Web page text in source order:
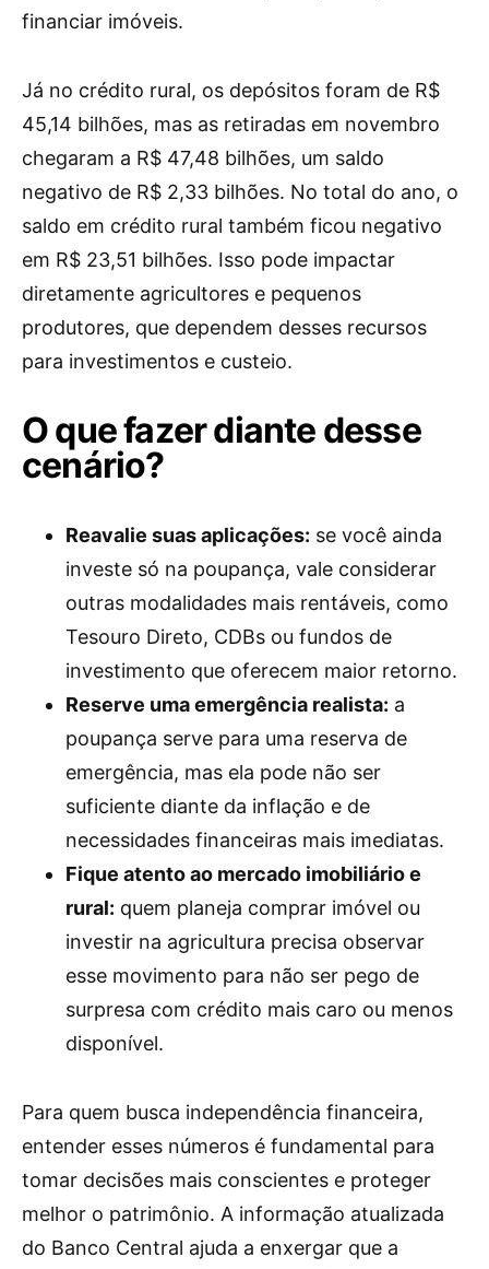
financiar imóveis.
Já no crédito rural, os depósitos foram de R$
45,14 bilhões, mas as retiradas em novembro
chegaram a R$ 47,48 bilhões, um saldo
negativo de R$ 2,33 bilhões. No total do ano, o
saldo em crédito rural também ficou negativo
em R$ 23,51 bilhões. Isso pode impactar
diretamente agricultores e pequenos
produtores, que dependem desses recursos
para investimentos e custeio.
O que fazer diante desse
cenário?
Reavalie suas aplicações: se você ainda
investe só na poupança, vale considerar
outras modalidades mais rentáveis, como
Tesouro Direto, CDBs ou fundos de
investimento que oferecem maior retorno.
Reserve uma emergência realista: a
poupança serve para uma reserva de
emergência, mas ela pode não ser
suficiente diante da inflação e de
necessidades financeiras mais imediatas.
Fique atento ao mercado imobiliário e
rural: quem planeja comprar imóvel ou
investir na agricultura precisa observar
esse movimento para não ser pego de
surpresa com crédito mais caro ou menos
disponível.
Para quem busca independência financeira,
entender esses números é fundamental para
tomar decisões mais conscientes e proteger
melhor o patrimônio. A informação atualizada
do Banco Central ajuda a enxergar que a